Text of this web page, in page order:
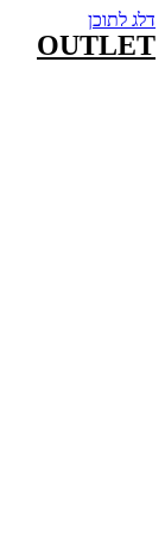
דלג לתוכן
OUTLET